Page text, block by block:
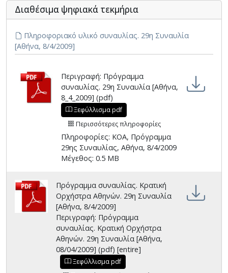
Διαθέσιμα ψηφιακά τεκμήρια
Πληροφοριακό υλικό συναυλίας. 29η Συναυλία
[Αθήνα, 8/4/2009]
Περιγραφή: Πρόγραμμα
συναυλίας. 29η Συναυλία [Αθήνα,
8_4_2009] (pdf)
Ξεφύλλισμα pdf
Περισσότερες πληροφορίες
Πληροφορίες: ΚΟΑ, Πρόγραμμα
29ης Συναυλίας, Αθήνα, 8/4/2009
Μέγεθος: 0.5 MB
Πρόγραμμα συναυλίας. Κρατική
Ορχήστρα Αθηνών. 29η Συναυλία
[Αθήνα, 8/4/2009]
Περιγραφή: Πρόγραμμα
συναυλίας. Κρατική Ορχήστρα
Αθηνών. 29η Συναυλία [Αθήνα,
08/04/2009] (pdf) [entire]
Ξεφύλλισμα pdf